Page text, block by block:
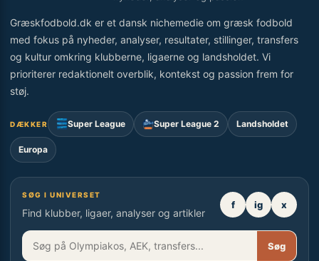
Græskfodbold.dk er et dansk nichemedie om græsk fodbold
med fokus på nyheder, analyser, resultater, stillinger, transfers
og kultur omkring klubberne, ligaerne og landsholdet. Vi
prioriterer redaktionelt overblik, kontekst og passion frem for
støj.
DÆKKER Super League Super League 2 Landsholdet
Europa
SØG I UNIVERSET
Find klubber, ligaer, analyser og artikler
f ig x
Søg